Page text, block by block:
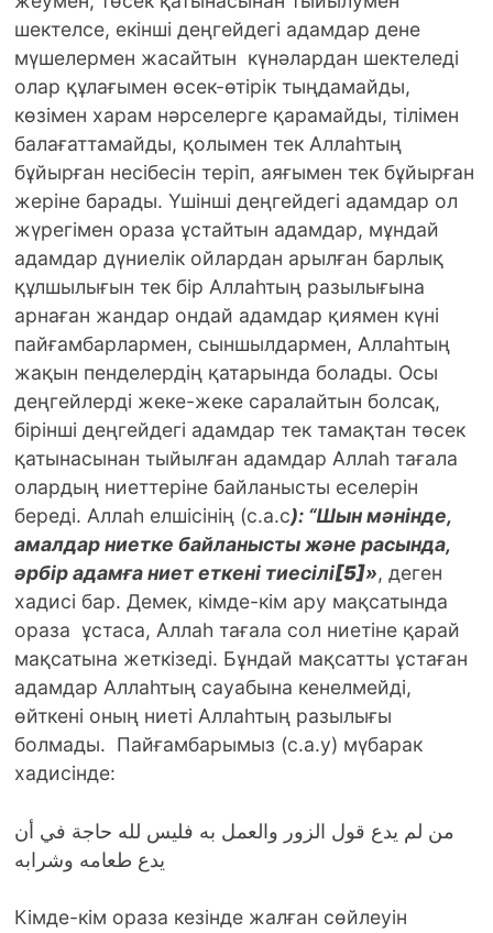
шектелсе, екінші деңгейдегі адамдар дене
мүшелермен жасайтын күнәлардан шектеледі
олар құлағымен өсек-өтірік тыңдамайды,
көзімен харам нәрселерге қарамайды, тілімен
балағаттамайды, қолымен тек Аллаһтың
бұйырған несібесін теріп, аяғымен тек бұйырған
жеріне барады. Үшінші деңгейдегі адамдар ол
жүрегімен ораза ұстайтын адамдар, мұндай
адамдар дүниелік ойлардан арылған барлық
құлшылығын тек бір Аллаһтың разылығына
арнаған жандар ондай адамдар қиямен күні
пайғамбарлармен, сыншылдармен, Аллаһтың
жақын пенделердің қатарында болады. Осы
деңгейлерді жеке-жеке саралайтын болсақ,
бірінші деңгейдегі адамдар тек тамақтан төсек
қатынасынан тыйылған адамдар Аллаһ тағала
олардың ниеттеріне байланысты еселерін
береді. Аллаһ елшісінің (с.а.с): “Шын мәнінде,
амалдар ниетке байланысты және расында,
әрбір адамға ниет еткені тиесілі[5]», деген
хадисі бар. Демек, кімде-кім ару мақсатында
ораза ұстаса, Аллаһ тағала сол ниетіне қарай
мақсатына жеткізеді. Бұндай мақсатты ұстаған
адамдар Аллаһтың сауабына кенелмейді,
өйткені оның ниеті Аллаһтың разылығы
болмады. Пайғамбарымыз (с.а.у) мүбарак
хадисінде:
من لم يدع قول الزور والعمل به فليس لله حاجة في أن
يدع طعامه وشرابه
Кімде-кім ораза кезінде жалған сөйлеуін